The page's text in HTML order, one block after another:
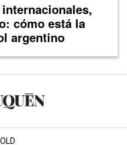
cómo está la
argentino